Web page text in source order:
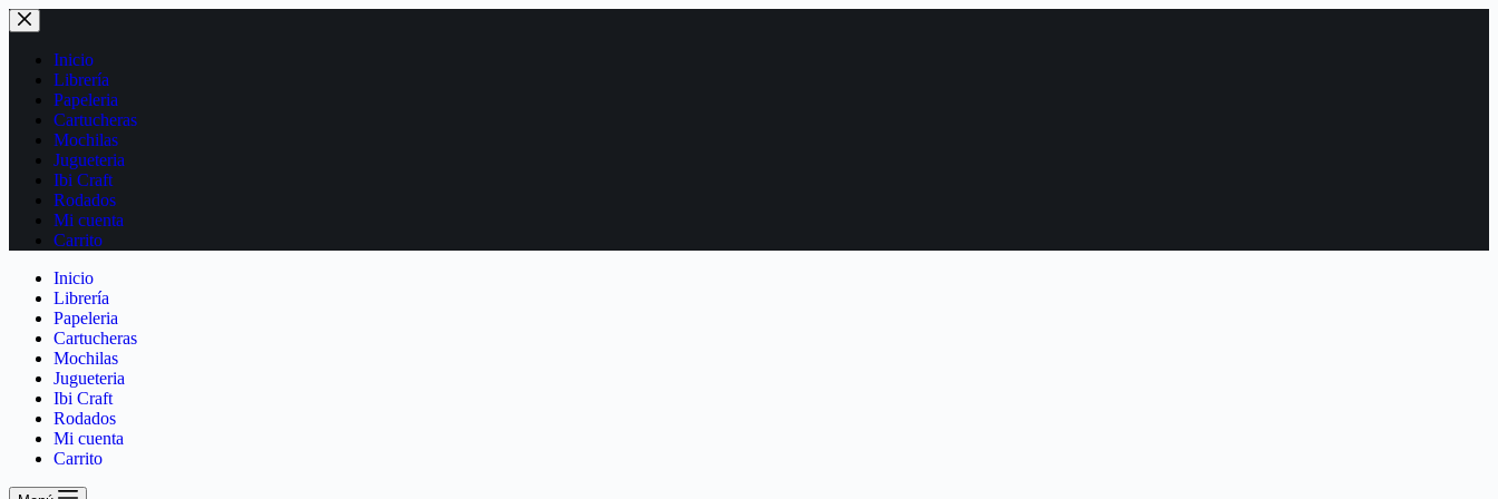
Inicio
Librería
Papeleria
Cartucheras
Mochilas
Jugueteria
Ibi Craft
Rodados
Mi cuenta
Carrito
Inicio
Librería
Papeleria
Cartucheras
Mochilas
Jugueteria
Ibi Craft
Rodados
Mi cuenta
Carrito